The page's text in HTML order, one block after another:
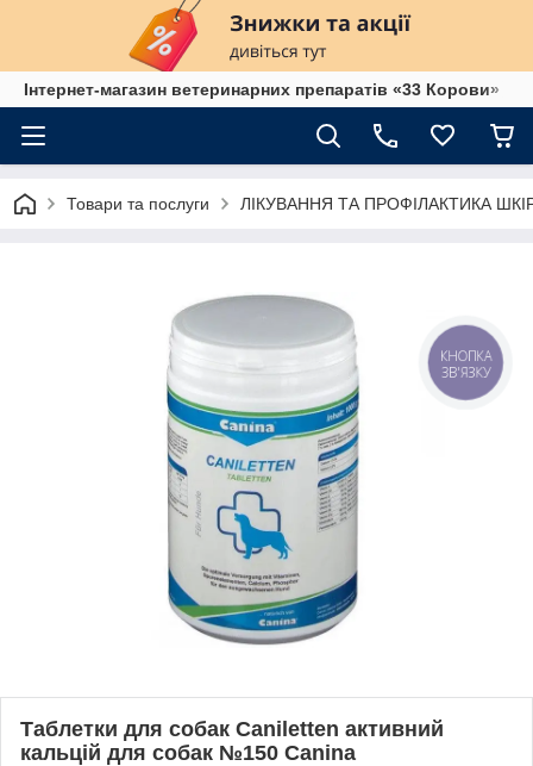
Інтернет-магазин ветеринарних препаратів «33 Корови»
Товари та послуги ЛІКУВАННЯ ТА ПРОФІЛАКТИКА
Таблетки для собак Caniletten активний
кальцій для собак №150 Canina
КНОПКА
ЗВ'ЯЗКУ